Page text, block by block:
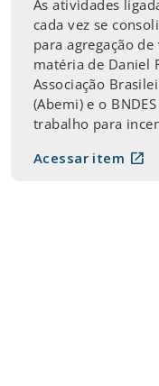
As atividades
cada vez se
para agregação
matéria de Daniel
Associação
(Abemi) e o
trabalho para
Acessar item open_in_new